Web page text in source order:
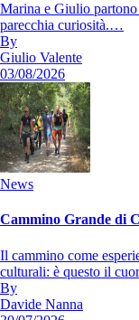
Marina e Giulio
parecchia curiosità.…
By
Giulio Valente
03/08/2026
News
Cammino Grande di
Il cammino come
culturali: è questo il
By
Davide Nanna